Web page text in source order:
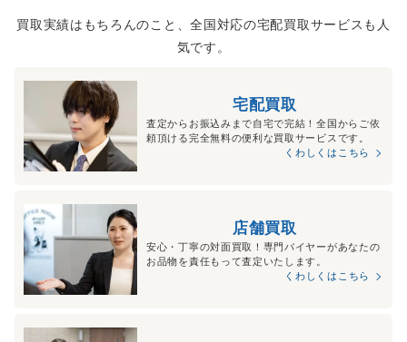
買取実績はもちろんのこと、全国対応の宅配買取サービスも人
気です。
宅配買取
査定からお振込みまで自宅で完結！全国からご依
頼頂ける完全無料の便利な買取サービスです。
くわしくはこちら
店舗買取
安心・丁寧の対面買取！専門バイヤーがあなたの
お品物を責任もって査定いたします。
くわしくはこちら